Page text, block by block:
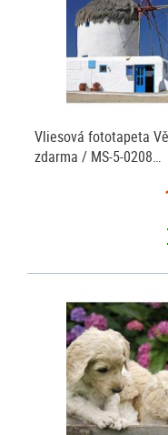
Vliesová fototapeta
zdarma / MS-5-0208…